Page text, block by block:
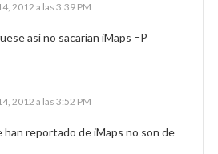
2012 a las 3:39 PM
así no sacarían iMaps =P
2012 a las 3:52 PM
han reportado de iMaps no son de